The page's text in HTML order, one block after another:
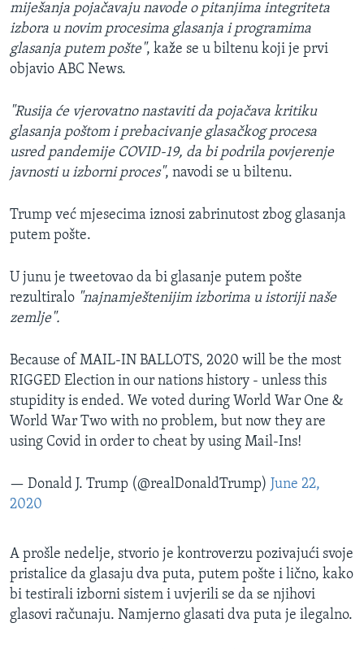
miješanja pojačavaju navode o pitanjima integriteta
izbora u novim procesima glasanja i programima
glasanja putem pošte", kaže se u biltenu koji je prvi
objavio ABC News.
"Rusija će vjerovatno nastaviti da pojačava kritiku
glasanja poštom i prebacivanje glasačkog procesa
usred pandemije COVID-19, da bi podrila povjerenje
javnosti u izborni proces", navodi se u biltenu.
Trump već mjesecima iznosi zabrinutost zbog glasanja
putem pošte.
U junu je tweetovao da bi glasanje putem pošte
rezultiralo "najnamještenijim izborima u istoriji naše
zemlje".
Because of MAIL-IN BALLOTS, 2020 will be the most
RIGGED Election in our nations history - unless this
stupidity is ended. We voted during World War One &
World War Two with no problem, but now they are
using Covid in order to cheat by using Mail-Ins!
— Donald J. Trump (@realDonaldTrump) June 22,
2020
A prošle nedelje, stvorio je kontroverzu pozivajući svoje
pristalice da glasaju dva puta, putem pošte i lično, kako
bi testirali izborni sistem i uvjerili se da se njihovi
glasovi računaju. Namjerno glasati dva puta je ilegalno.